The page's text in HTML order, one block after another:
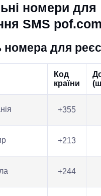
номери для
SMS pof.com
номера для
Код
країни
+355
+213
+244